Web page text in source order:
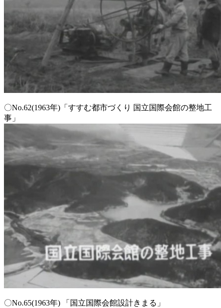
〇No.62(1963年)「すすむ都市づくり 国立国際会館の整地工
事」
〇No.65(1963年) 「国立国際会館設計きまる」